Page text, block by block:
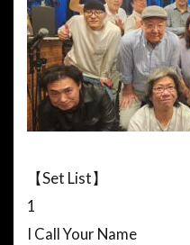
【Set List】
1
I Call Your Name